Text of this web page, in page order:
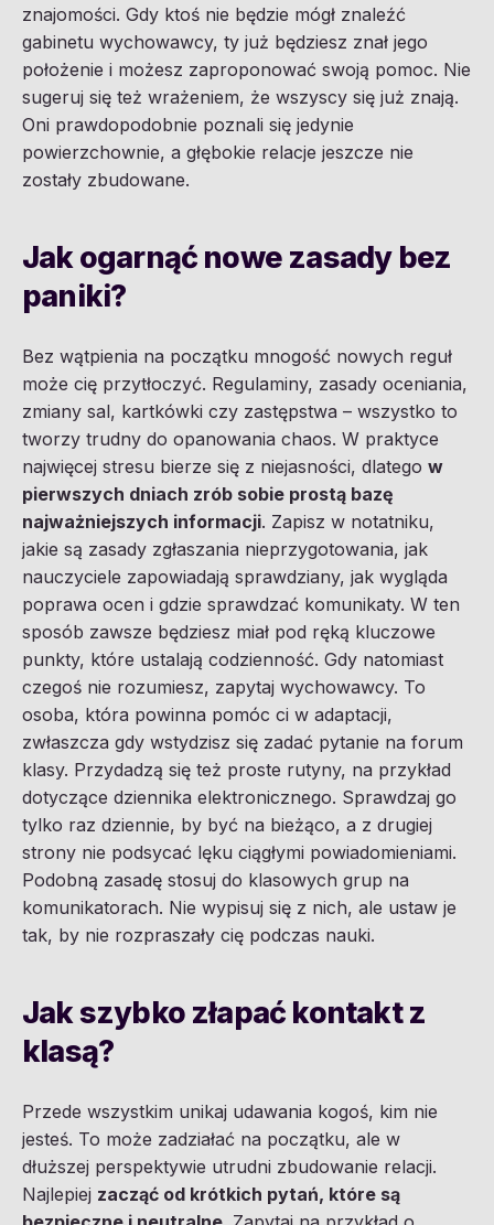
znajomości. Gdy ktoś nie będzie mógł znaleźć
gabinetu wychowawcy, ty już będziesz znał jego
położenie i możesz zaproponować swoją pomoc. Nie
sugeruj się też wrażeniem, że wszyscy się już znają.
Oni prawdopodobnie poznali się jedynie
powierzchownie, a głębokie relacje jeszcze nie
zostały zbudowane.
Jak ogarnąć nowe zasady bez
paniki?
Bez wątpienia na początku mnogość nowych reguł
może cię przytłoczyć. Regulaminy, zasady oceniania,
zmiany sal, kartkówki czy zastępstwa – wszystko to
tworzy trudny do opanowania chaos. W praktyce
najwięcej stresu bierze się z niejasności, dlatego w
pierwszych dniach zrób sobie prostą bazę
najważniejszych informacji. Zapisz w notatniku,
jakie są zasady zgłaszania nieprzygotowania, jak
nauczyciele zapowiadają sprawdziany, jak wygląda
poprawa ocen i gdzie sprawdzać komunikaty. W ten
sposób zawsze będziesz miał pod ręką kluczowe
punkty, które ustalają codzienność. Gdy natomiast
czegoś nie rozumiesz, zapytaj wychowawcy. To
osoba, która powinna pomóc ci w adaptacji,
zwłaszcza gdy wstydzisz się zadać pytanie na forum
klasy. Przydadzą się też proste rutyny, na przykład
dotyczące dziennika elektronicznego. Sprawdzaj go
tylko raz dziennie, by być na bieżąco, a z drugiej
strony nie podsycać lęku ciągłymi powiadomieniami.
Podobną zasadę stosuj do klasowych grup na
komunikatorach. Nie wypisuj się z nich, ale ustaw je
tak, by nie rozpraszały cię podczas nauki.
Jak szybko złapać kontakt z
klasą?
Przede wszystkim unikaj udawania kogoś, kim nie
jesteś. To może zadziałać na początku, ale w
dłuższej perspektywie utrudni zbudowanie relacji.
Najlepiej zacząć od krótkich pytań, które są